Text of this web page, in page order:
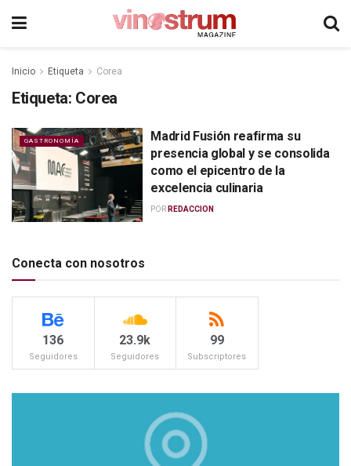
Inicio Etiqueta Corea
Etiqueta: Corea
GASTRONOMÍA
Madrid Fusión reafirma su
presencia global y se consolida
como el epicentro de la
excelencia culinaria
POR REDACCION
Conecta con nosotros
136
Seguidores
23.9k
Seguidores
99
Subscriptores